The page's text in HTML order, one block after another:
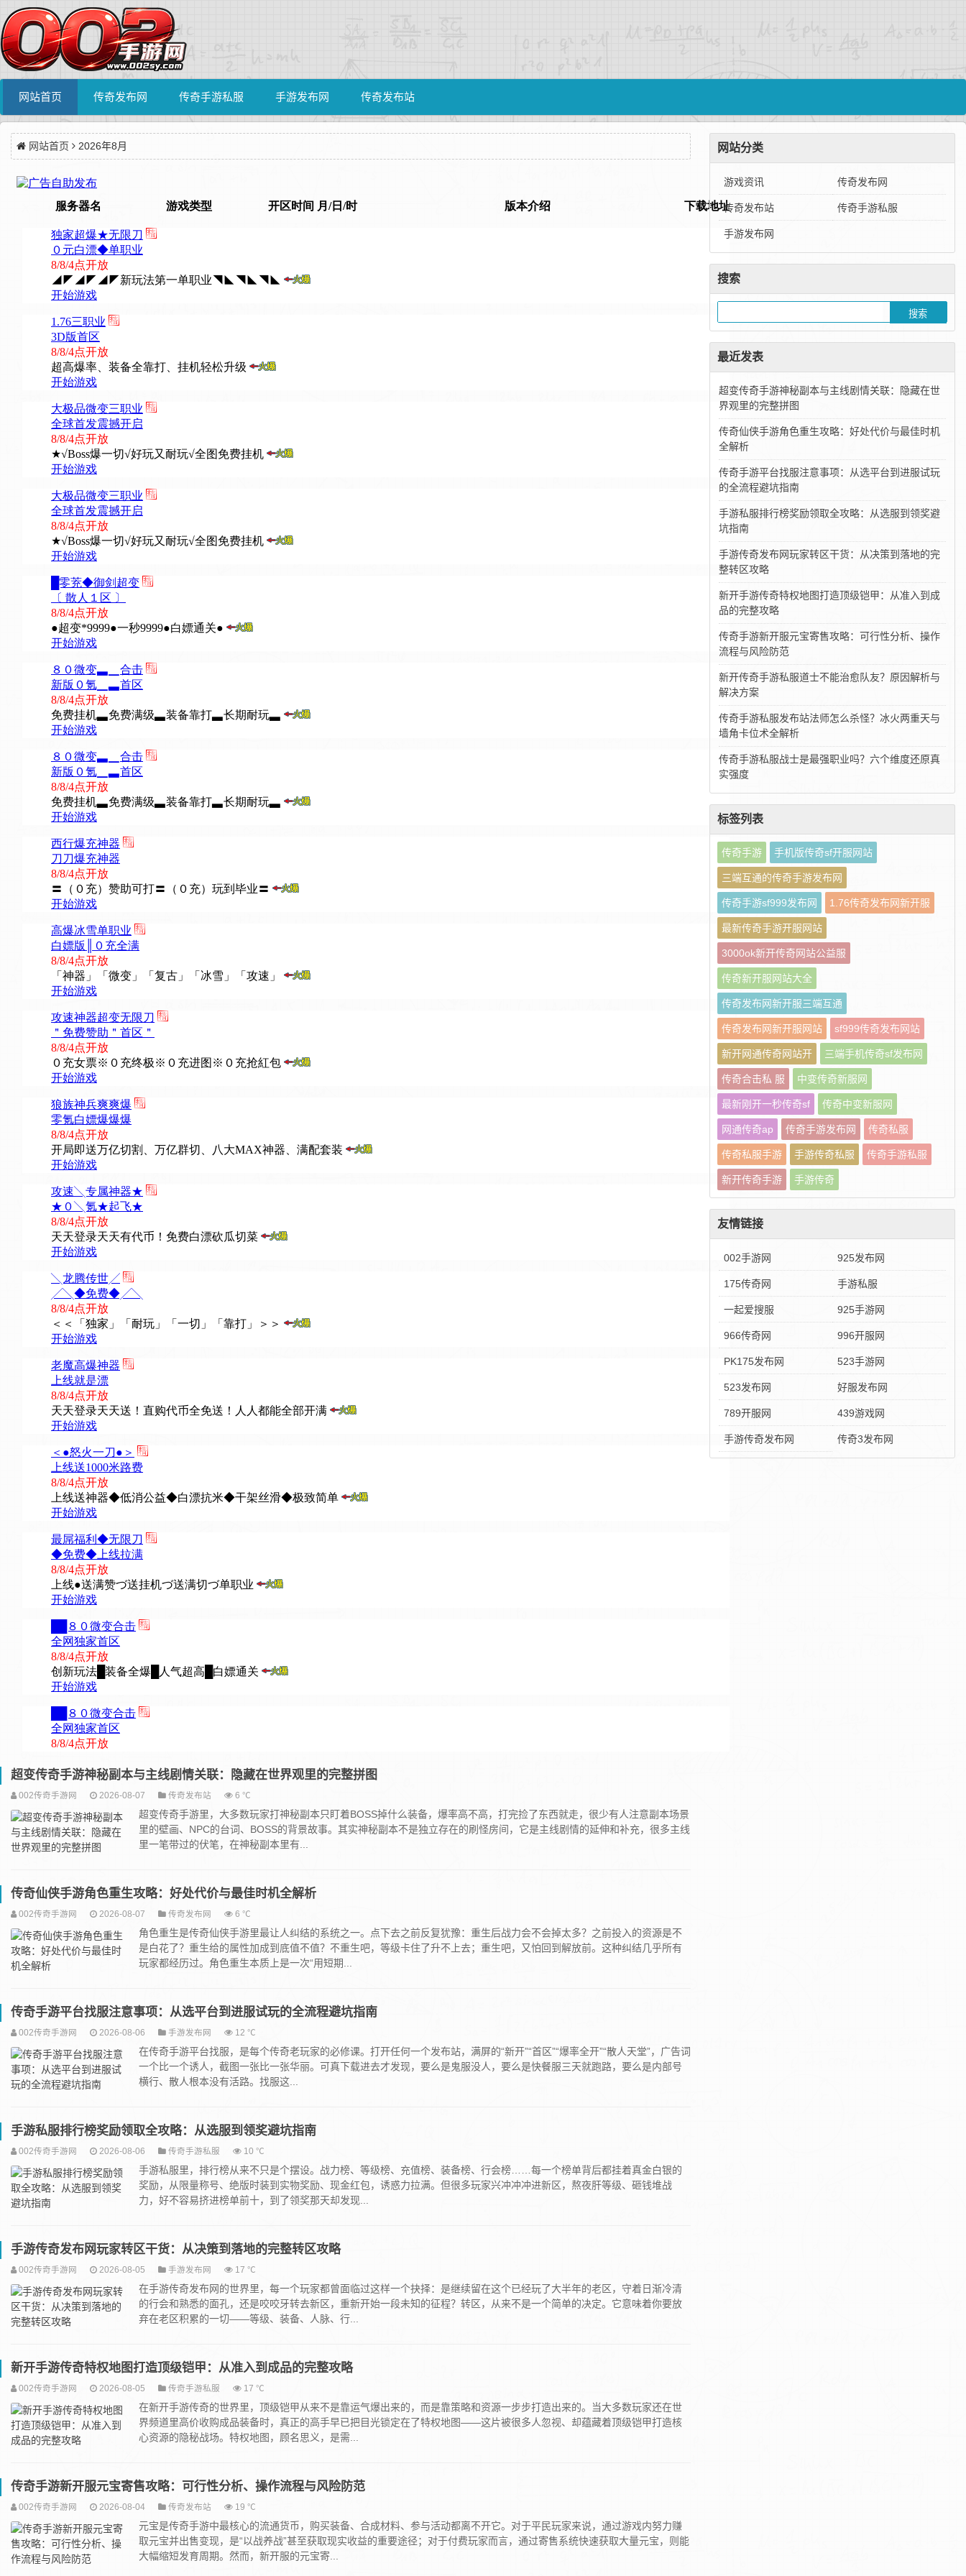
网站首页 传奇发布网 传奇手游私服 手游发布网 传奇发布站
网站首页 2026年8月
超变传奇手游神秘副本与主线剧情关联：隐藏在世界观里的完整拼图
002传奇手游网 2026-08-07 传奇发布站 6 ℃
超变传奇手游里，大多数玩家打神秘副本只盯着BOSS掉什么装备，爆率高不高，打完捡了东西就走，很少有人注意副本场景
里的壁画、NPC的台词、BOSS的背景故事。其实神秘副本不是独立存在的刷怪房间，它是主线剧情的延伸和补充，很多主线
里一笔带过的伏笔，在神秘副本里有...
传奇仙侠手游角色重生攻略：好处代价与最佳时机全解析
002传奇手游网 2026-08-07 传奇发布网 6 ℃
角色重生是传奇仙侠手游里最让人纠结的系统之一。点下去之前反复犹豫：重生后战力会不会掉太多？之前投入的资源是不
是白花了？重生给的属性加成到底值不值？不重生吧，等级卡住了升不上去；重生吧，又怕回到解放前。这种纠结几乎所有
玩家都经历过。角色重生本质上是一次“用短期...
传奇手游平台找服注意事项：从选平台到进服试玩的全流程避坑指南
002传奇手游网 2026-08-06 手游发布网 12 ℃
在传奇手游平台找服，是每个传奇老玩家的必修课。打开任何一个发布站，满屏的“新开”“首区”“爆率全开”“散人天堂”，广告词
一个比一个诱人，截图一张比一张华丽。可真下载进去才发现，要么是鬼服没人，要么是快餐服三天就跑路，要么是内部号
横行、散人根本没有活路。找服这...
手游私服排行榜奖励领取全攻略：从选服到领奖避坑指南
002传奇手游网 2026-08-06 传奇手游私服 10 ℃
手游私服里，排行榜从来不只是个摆设。战力榜、等级榜、充值榜、装备榜、行会榜……每一个榜单背后都挂着真金白银的
奖励，从限量称号、绝版时装到实物奖励、现金红包，诱惑力拉满。但很多玩家兴冲冲冲进新区，熬夜肝等级、砸钱堆战
力，好不容易挤进榜单前十，到了领奖那天却发现...
手游传奇发布网玩家转区干货：从决策到落地的完整转区攻略
002传奇手游网 2026-08-05 手游发布网 17 ℃
在手游传奇发布网的世界里，每一个玩家都曾面临过这样一个抉择：是继续留在这个已经玩了大半年的老区，守着日渐冷清
的行会和熟悉的面孔，还是咬咬牙转去新区，重新开始一段未知的征程？转区，从来不是一个简单的决定。它意味着你要放
弃在老区积累的一切——等级、装备、人脉、行...
新开手游传奇特权地图打造顶级铠甲：从准入到成品的完整攻略
002传奇手游网 2026-08-05 传奇手游私服 17 ℃
在新开手游传奇的世界里，顶级铠甲从来不是靠运气爆出来的，而是靠策略和资源一步步打造出来的。当大多数玩家还在世
界频道里高价收购成品装备时，真正的高手早已把目光锁定在了特权地图——这片被很多人忽视、却蕴藏着顶级铠甲打造核
心资源的隐秘战场。特权地图，顾名思义，是需...
传奇手游新开服元宝寄售攻略：可行性分析、操作流程与风险防范
002传奇手游网 2026-08-04 传奇发布站 19 ℃
元宝是传奇手游中最核心的流通货币，购买装备、合成材料、参与活动都离不开它。对于平民玩家来说，通过游戏内努力赚
取元宝并出售变现，是“以战养战”甚至获取现实收益的重要途径；对于付费玩家而言，通过寄售系统快速获取大量元宝，则能
大幅缩短发育周期。然而，新开服的元宝寄...
网站分类
游戏资讯 传奇发布网
传奇发布站 传奇手游私服
手游发布网
搜索
最近发表
超变传奇手游神秘副本与主线剧情关联：隐藏在世
界观里的完整拼图
传奇仙侠手游角色重生攻略：好处代价与最佳时机
全解析
传奇手游平台找服注意事项：从选平台到进服试玩
的全流程避坑指南
手游私服排行榜奖励领取全攻略：从选服到领奖避
坑指南
手游传奇发布网玩家转区干货：从决策到落地的完
整转区攻略
新开手游传奇特权地图打造顶级铠甲：从准入到成
品的完整攻略
传奇手游新开服元宝寄售攻略：可行性分析、操作
流程与风险防范
新开传奇手游私服道士不能治愈队友？原因解析与
解决方案
传奇手游私服发布站法师怎么杀怪？冰火两重天与
墙角卡位术全解析
传奇手游私服战士是最强职业吗？六个维度还原真
实强度
标签列表
传奇手游 手机版传奇sf开服网站
三端互通的传奇手游发布网
传奇手游sf999发布网 1.76传奇发布网新开服
最新传奇手游开服网站
3000ok新开传奇网站公益服
传奇新开服网站大全
传奇发布网新开服三端互通
传奇发布网新开服网站 sf999传奇发布网站
新开网通传奇网站开 三端手机传奇sf发布网
传奇合击私 服 中变传奇新服网
最新刚开一秒传奇sf 传奇中变新服网
网通传奇ap 传奇手游发布网 传奇私服
传奇私服手游 手游传奇私服 传奇手游私服
新开传奇手游 手游传奇
友情链接
002手游网 925发布网
175传奇网 手游私服
一起爱搜服 925手游网
966传奇网 996开服网
PK175发布网 523手游网
523发布网 好服发布网
789开服网 439游戏网
手游传奇发布网 传奇3发布网